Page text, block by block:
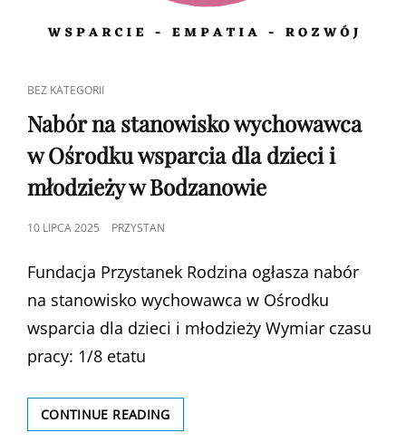
CAT
LINKS
BEZ KATEGORII
Nabór na stanowisko wychowawca
w Ośrodku wsparcia dla dzieci i
młodzieży w Bodzanowie
POSTED
10 LIPCA 2025 PRZYSTAN
Fundacja Przystanek Rodzina ogłasza nabór
na stanowisko wychowawca w Ośrodku
wsparcia dla dzieci i młodzieży Wymiar czasu
pracy: 1/8 etatu
CONTINUE READINGNABÓR
NA